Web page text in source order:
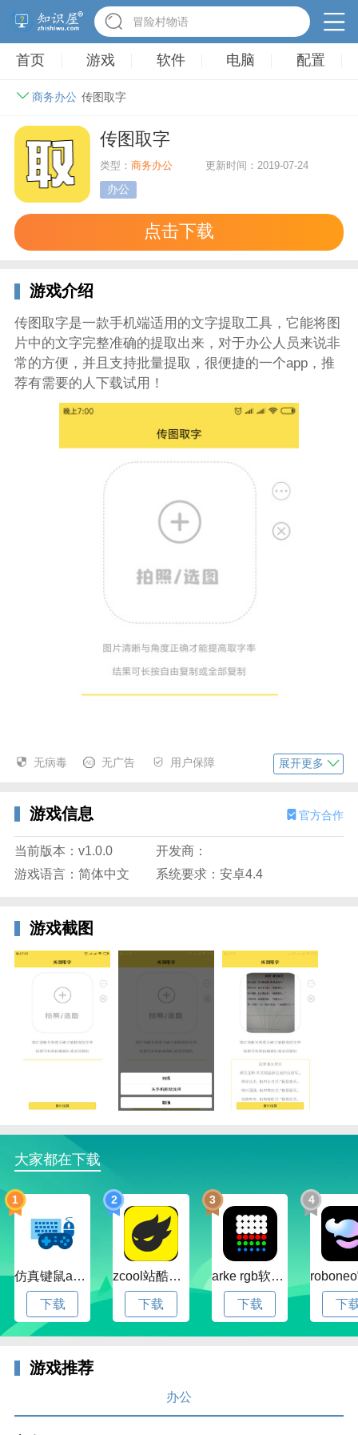
冒险村物语
首页 游戏 软件 电脑 配置
商务办公 传图取字
传图取字
类型：商务办公 更新时间：2019-07-24
办公
点击下载
游戏介绍
传图取字是一款手机端适用的文字提取工具，它能将图
片中的文字完整准确的提取出来，对于办公人员来说非
常的方便，并且支持批量提取，很便捷的一个app，推
荐有需要的人下载试用！
应用信息
很多时候我们想要获取一段文字，但是因为无法直接编
又比较长，还不如直接下载一款可以免费将图片转换成
文字的工具，但是有很多软件又是要收费的，传图取字
就完全没有这种费安娜哦，所有内容都是免费的。
无病毒 无广告 用户保障 展开更多
游戏信息 官方合作
当前版本：v1.0.0
开发商：
游戏语言：简体中文
系统要求：安卓4.4
游戏截图
大家都在下载
1
仿真键鼠app官方版下载v1.4.3.58 安卓最新版
下载
2
zcool站酷官方版下载v5.15.0 安卓最新版本
下载
3
arke rgb软件下载v20.0 安卓版
下载
4
下
游戏推荐
办公